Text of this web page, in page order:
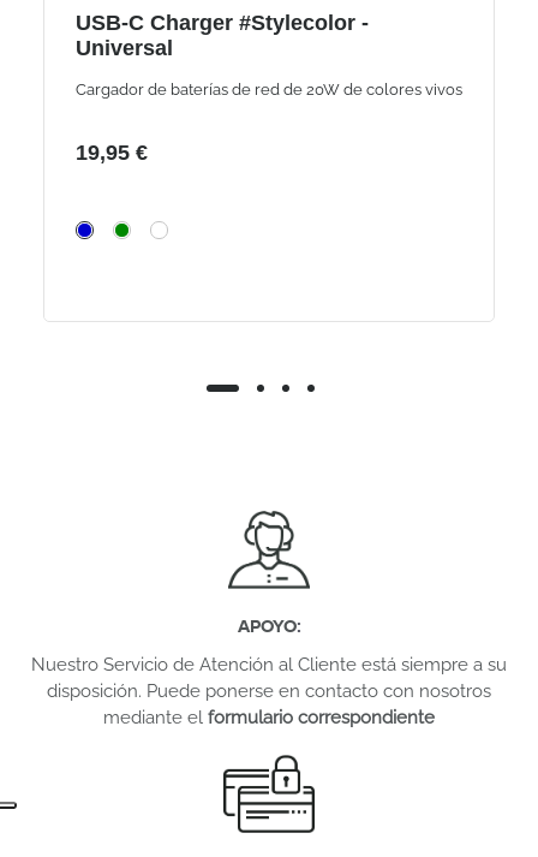
USB-C Charger #Stylecolor -
Universal
Cargador de baterías de red de 20W de colores vivos
19,95 €
APOYO:
Nuestro Servicio de Atención al Cliente está siempre a su
disposición. Puede ponerse en contacto con nosotros
mediante el formulario correspondiente